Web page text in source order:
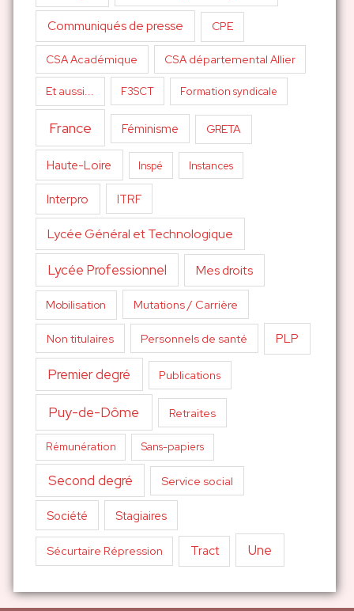
Communiqués de presse CPE
CSA Académique CSA départemental Allier
Et aussi... F3SCT Formation syndicale
France Féminisme GRETA
Haute-Loire Inspé Instances
Interpro ITRF
Lycée Général et Technologique
Lycée Professionnel Mes droits
Mobilisation Mutations / Carrière
Non titulaires Personnels de santé PLP
Premier degré Publications
Puy-de-Dôme Retraites
Rémunération Sans-papiers
Second degré Service social
Société Stagiaires
Sécurtaire Répression Tract Une